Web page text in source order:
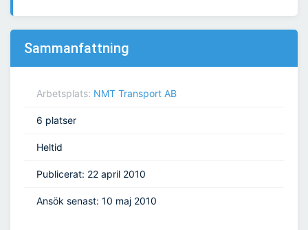
Sammanfattning
Arbetsplats: NMT Transport AB
6 platser
Heltid
Publicerat: 22 april 2010
Ansök senast: 10 maj 2010